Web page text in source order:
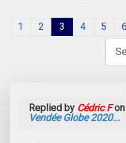
1 2 3 4 5 6
Replied by Cédric Fon
Vendée Globe 2020...